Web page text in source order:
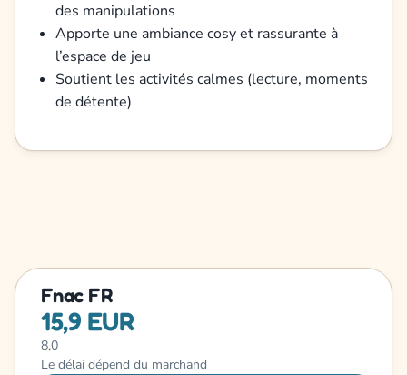
des manipulations
Apporte une ambiance cosy et rassurante à
l’espace de jeu
Soutient les activités calmes (lecture, moments
de détente)
Fnac FR
15,9 EUR
8,0
Le délai dépend du marchand